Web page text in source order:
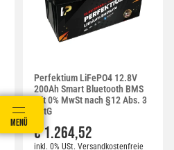
Perfektium LiFePO4 12.8V
200Ah Smart Bluetooth BMS
mit 0% MwSt nach §12 Abs. 3
UstG
€ 1.264,52
inkl. 0% USt. Versandkostenfreie
MENÜ